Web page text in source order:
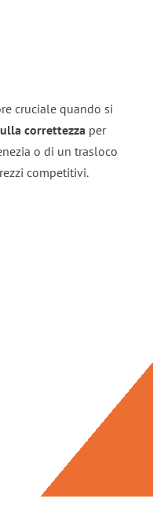
cruciale quando si
correttezza per
o di un trasloco
competitivi.